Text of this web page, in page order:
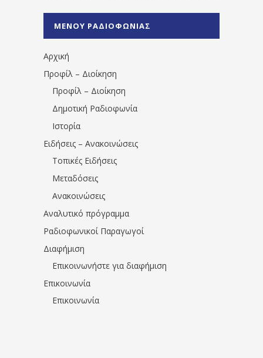
1531194763766854/" artist="" ]
ΜΕΝΟΥ ΡΑΔΙΟΦΩΝΙΑΣ
Αρχική
Προφίλ – Διοίκηση
Προφίλ – Διοίκηση
Δημοτική Ραδιοφωνία
Ιστορία
Ειδήσεις – Ανακοινώσεις
Τοπικές Ειδήσεις
Μεταδόσεις
Ανακοινώσεις
Αναλυτικό πρόγραμμα
Ραδιοφωνικοί Παραγωγοί
Διαφήμιση
Επικοινωνήστε για διαφήμιση
Επικοινωνία
Επικοινωνία